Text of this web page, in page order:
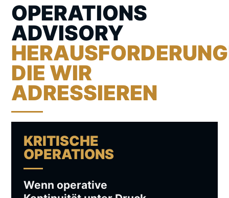
OPERATIONS
ADVISORY
DIE WIR
ADRESSIEREN
KRITISCHE
OPERATIONS
Wenn operative